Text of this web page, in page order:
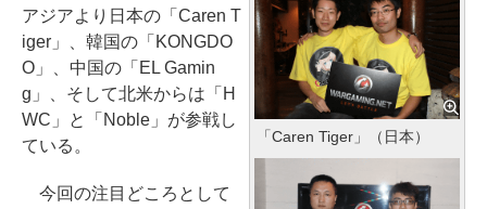
「Caren Tiger」（日本）
アジアより日本の「Caren T
iger」、韓国の「KONGDO
O」、中国の「EL Gamin
g」、そして北米からは「H
WC」と「Noble」が参戦し
ている。
今回の注目どころとして